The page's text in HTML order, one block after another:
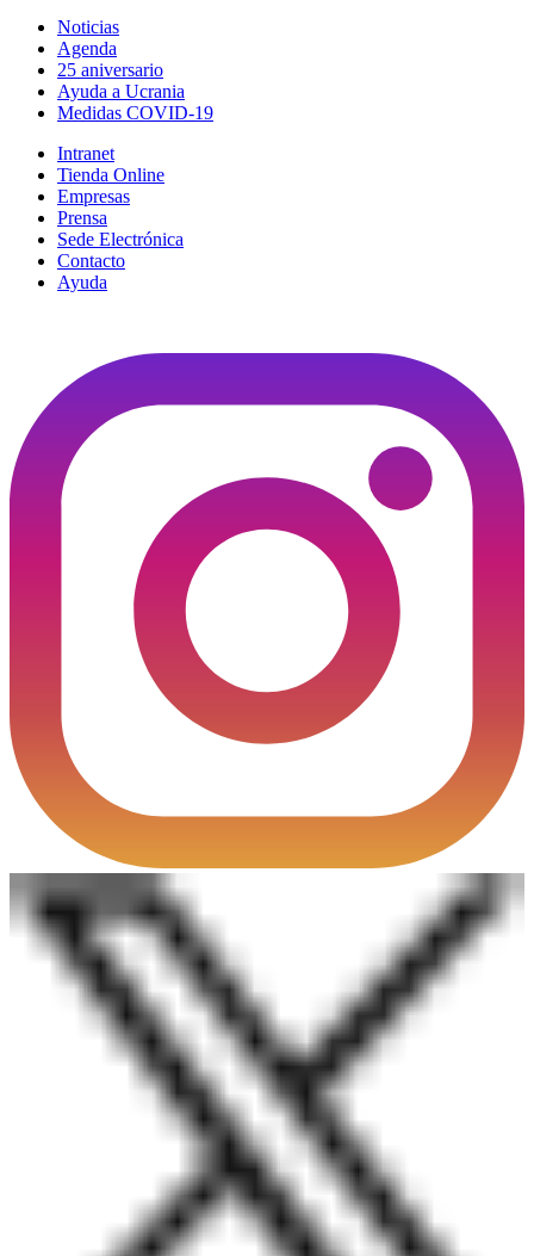
Noticias
Agenda
25 aniversario
Ayuda a Ucrania
Medidas COVID-19
Intranet
Tienda Online
Empresas
Prensa
Sede Electrónica
Contacto
Ayuda